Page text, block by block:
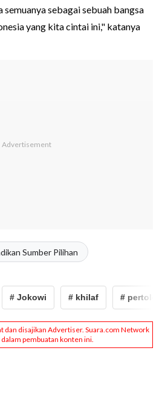
sebagai sebuah bangsa
yang kita cintai ini," katanya
Sumber Pilihan
# Jokowi # khilaf #